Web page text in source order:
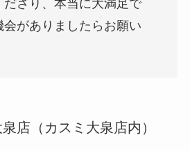
ださり、本当に大満足で
会がありましたらお願い
店（カスミ大泉店内）